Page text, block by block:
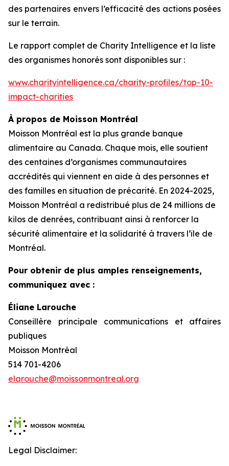
des partenaires envers l’efficacité des actions posées
sur le terrain.
Le rapport complet de Charity Intelligence et la liste
des organismes honorés sont disponibles sur :
www.charityintelligence.ca/charity-profiles/top-10-
impact-charities
À propos de Moisson Montréal
Moisson Montréal est la plus grande banque
alimentaire au Canada. Chaque mois, elle soutient
des centaines d’organismes communautaires
accrédités qui viennent en aide à des personnes et
des familles en situation de précarité. En 2024-2025,
Moisson Montréal a redistribué plus de 24 millions de
kilos de denrées, contribuant ainsi à renforcer la
sécurité alimentaire et la solidarité à travers l’île de
Montréal.
Pour obtenir de plus amples renseignements,
communiquez avec :
Éliane Larouche
Conseillère principale communications et affaires
publiques
Moisson Montréal
514 701-4206
elarouche@moissonmontreal.org
Legal Disclaimer: